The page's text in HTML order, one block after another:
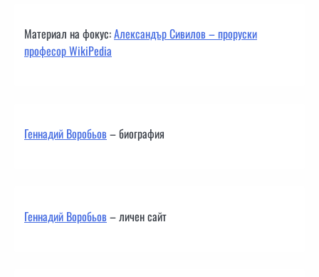
Материал на фокус:Александър Сивилов – проруски
професор WikiPedia
Геннадий Воробьов– биография
Геннадий Воробьов– личен сайт